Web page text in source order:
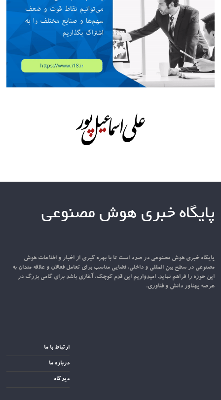
پایگاه خبری هوش مصنوعی
پایگاه خبری هوش مصنوعی در صدد است تا با بهره گیری از اخبار و اطلاعات هوش
مصنوعی در سطح بین المللی و داخلی، فضایی مناسب برای تعامل فعالان و علاقه مندان به
این حوزه را فراهم نماید. امیدواریم این قدم کوچک، آغازی باشد برای گامی بزرگ در
عرصه پهناور دانش و فناوری.
ارتباط با ما
درباره ما
دیدگاه